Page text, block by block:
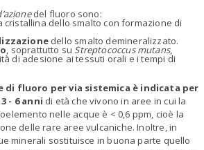
del fluoro sono:
dello smalto con formazione di
dello smalto demineralizzato.
, soprattutto su Streptococcus mutans,
di adesione ai tessuti orali e i tempi di
di fluoro per via sistemica è indicata per
- 6 anni di età che vivono in aree in cui la
nelle acque è < 0,6 ppm, cioè la
delle rare aree vulcaniche. Inoltre, in
minerali sostituisce in buona parte quello